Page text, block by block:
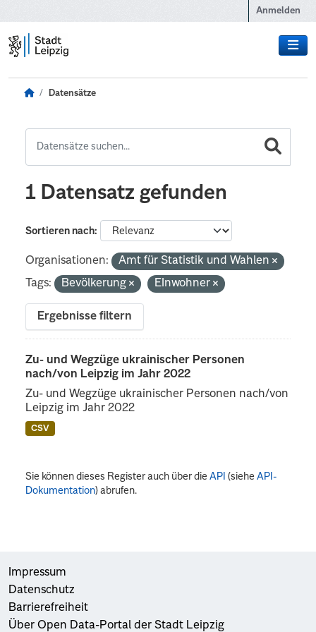
Anmelden
Datensätze
1 Datensatz gefunden
Sortieren nach
Organisationen:
Amt für Statistik und Wahlen
Tags:
Bevölkerung EInwohner
Ergebnisse filtern
Zu- und Wegzüge ukrainischer Personen
nach/von Leipzig im Jahr 2022
Zu- und Wegzüge ukrainischer Personen nach/von
Leipzig im Jahr 2022
CSV
Sie können dieses Register auch über dieAPI (sieheAPI-
Dokumentation) abrufen.
Impressum
Datenschutz
Barrierefreiheit
Über Open Data-Portal der Stadt Leipzig